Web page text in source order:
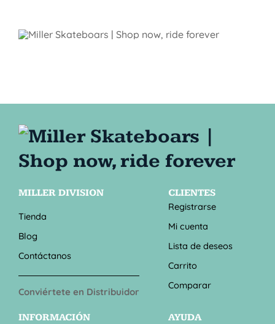
MILLER DIVISION
Tienda
Blog
Contáctanos
Conviértete en Distribuidor
CLIENTES
Registrarse
Mi cuenta
Lista de deseos
Carrito
Comparar
INFORMACIÓN
AYUDA